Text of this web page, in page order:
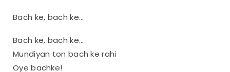
Bach ke, bach ke…
Bach ke, bach ke…
Mundiyan ton bach ke rahi
Oye bachke!